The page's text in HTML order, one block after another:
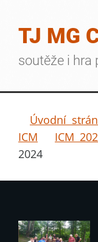
TJ MG
soutěže i hra
Úvodní
ICM
ICM
2024